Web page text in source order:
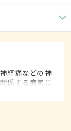
経痛などの神
係する病気に
治療する内科
は、ペインク